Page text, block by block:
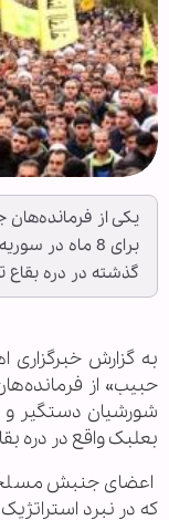
یکی از
برای 8 ماه در
گذشته در دره
به گزارش
حبیب» از
شورشیان دستگیر و
بعلبک واقع در دره
اعضای جنبش
که در نبرد